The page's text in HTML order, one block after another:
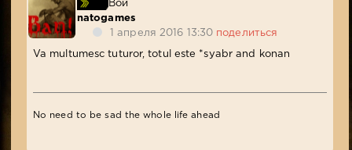
Вой
natogames
1 апреля 2016 13:30 поделиться
Va multumesc tuturor, totul este *syabr and konan
No need to be sad the whole life ahead